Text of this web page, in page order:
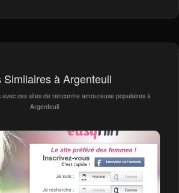
Similaires à Argenteuil
avec ces sites de rencontre amoureuse populaires à
Argenteuil